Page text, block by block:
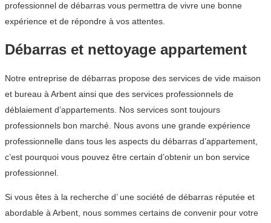
professionnel de débarras vous permettra de vivre une bonne
expérience et de répondre à vos attentes.
Débarras et nettoyage appartement
Notre entreprise de débarras propose des services de vide maison
et bureau à Arbent ainsi que des services professionnels de
déblaiement d’appartements. Nos services sont toujours
professionnels bon marché. Nous avons une grande expérience
professionnelle dans tous les aspects du débarras d’appartement,
c’est pourquoi vous pouvez être certain d’obtenir un bon service
professionnel.
Si vous êtes à la recherche d’ une société de débarras réputée et
abordable à Arbent, nous sommes certains de convenir pour votre